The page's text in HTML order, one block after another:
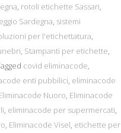
rotoli etichette Sassari
Sardegna sistemi
per l'etichettatura
Stampanti per etichette
covid eliminacode
enti pubbilici eliminacode
Nuoro Eliminacode
eliminacode per supermercati
Eliminacode Visel etichette per